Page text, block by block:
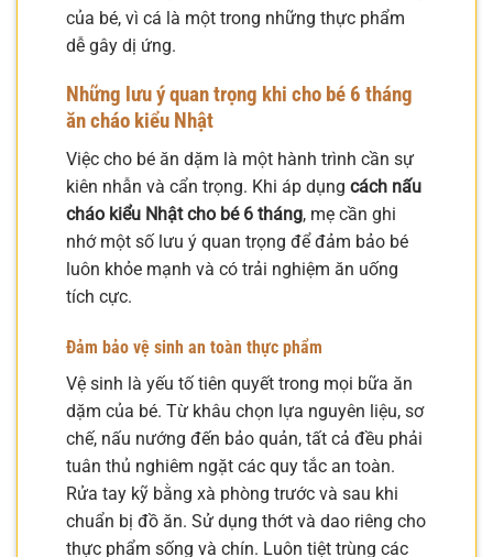
của bé, vì cá là một trong những thực phẩm
dễ gây dị ứng.
Những lưu ý quan trọng khi cho bé 6 tháng
ăn cháo kiểu Nhật
Việc cho bé ăn dặm là một hành trình cần sự
kiên nhẫn và cẩn trọng. Khi áp dụng cách nấu
cháo kiểu Nhật cho bé 6 tháng, mẹ cần ghi
nhớ một số lưu ý quan trọng để đảm bảo bé
luôn khỏe mạnh và có trải nghiệm ăn uống
tích cực.
Đảm bảo vệ sinh an toàn thực phẩm
Vệ sinh là yếu tố tiên quyết trong mọi bữa ăn
dặm của bé. Từ khâu chọn lựa nguyên liệu, sơ
chế, nấu nướng đến bảo quản, tất cả đều phải
tuân thủ nghiêm ngặt các quy tắc an toàn.
Rửa tay kỹ bằng xà phòng trước và sau khi
chuẩn bị đồ ăn. Sử dụng thớt và dao riêng cho
thực phẩm sống và chín. Luôn tiệt trùng các